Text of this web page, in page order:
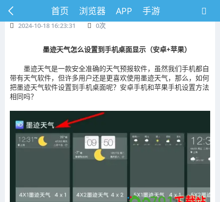
首页 浏览器 APP 手游
2024-10-18 16:23:31 0次
墨迹天气怎么设置到手机桌面显示（安卓+苹果）
墨迹天气是一款安全准确的天气预报软件，虽然我们手机都自
带有天气软件，但许多用户还是更喜欢使用墨迹天气，那么，如何
把墨迹天气软件设置到手机桌面呢？安卓手机和苹果手机设置方法
相同吗？